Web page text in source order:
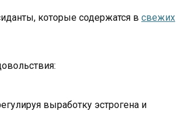
которые содержатся в свежих
выработку эстрогена и